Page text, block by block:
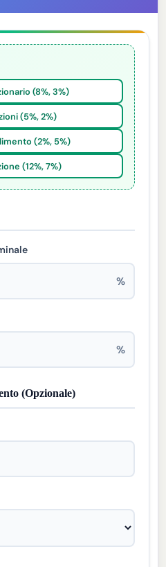
(8%, 3%)
(5%, 2%)
(2%, 5%)
(12%, 7%)
%
%
(Opzionale)